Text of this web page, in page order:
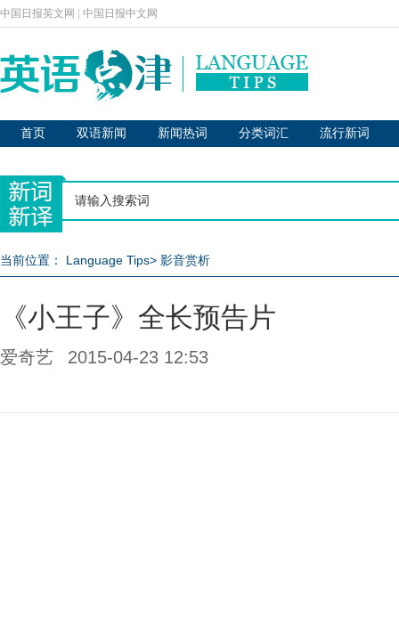
中国日报英文网 中国日报中文网
首页 双语新闻 新闻热词 分类词汇 流行新词
当前位置： Language Tips> 影音赏析
《小王子》全长预告片
爱奇艺 2015-04-23 12:53